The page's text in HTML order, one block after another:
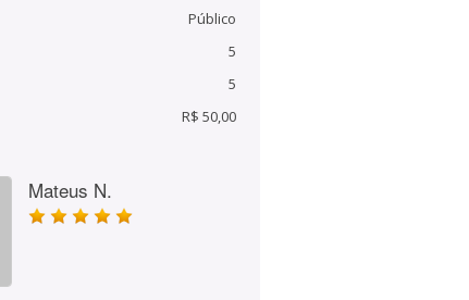
Público
5
5
R$ 50,00
Mateus N.